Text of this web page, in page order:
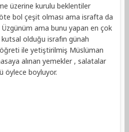
üzerine kurulu beklentiler
bol çeşit olması ama israfta da
Üzgünüm ama bunu yapan en çok
olduğu israfın günah
ile yetiştirilmiş Müslüman
alınan yemekler , salatalar
öylece boyluyor.